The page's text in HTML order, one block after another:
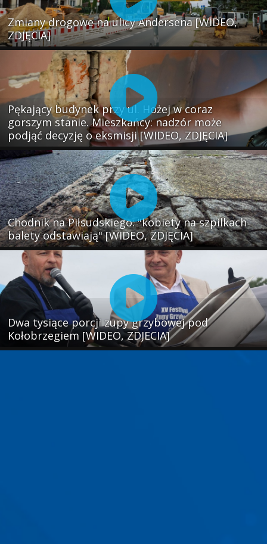
Zmiany drogowe na ulicy Andersena [WIDEO,
ZDJĘCIA]
Pękający budynek przy ul. Hożej w coraz
gorszym stanie. Mieszkańcy: nadzór może
podjąć decyzję o eksmisji [WIDEO, ZDJĘCIA]
Chodnik na Piłsudskiego: "kobiety na szpilkach
balety odstawiają" [WIDEO, ZDJĘCIA]
Dwa tysiące porcji zupy grzybowej pod
Kołobrzegiem [WIDEO, ZDJECIA]